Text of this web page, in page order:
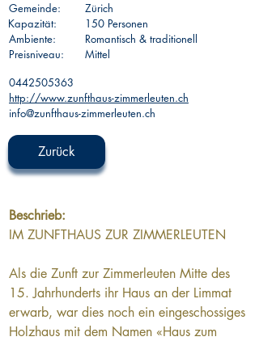
Gemeinde:
Kapazität:
Ambiente:
Preisniveau:
Zürich
150 Personen
Romantisch & traditionell
Mittel
0442505363
http://www.zunfthaus-zimmerleuten.ch
info@zunfthaus-zimmerleuten.ch
Zurück
Beschrieb:
IM ZUNFTHAUS ZUR ZIMMERLEUTEN
Als die Zunft zur Zimmerleuten Mitte des
15. Jahrhunderts ihr Haus an der Limmat
erwarb, war dies noch ein eingeschossiges
Holzhaus mit dem Namen «Haus zum